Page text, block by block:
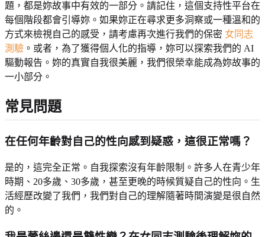
題，都是妳故事中有效的一部分。請記住，這個支持性平台在
每個階段都會引導妳。如果妳正在尋求更多洞察或一種溫和的
方式來檢視自己的感受，請考慮再次進行我們的保密 女同志
測驗 。或者，為了獲得個人化的指導，妳可以探索我們的 AI
驅動報告。妳的真實自我很美麗，我們很榮幸能成為妳故事的
一小部分。
常見問題
在任何年齡對自己的性向感到疑惑，這很正常嗎？
是的，這完全正常。自我探索沒有年齡限制。許多人在青少年
時期、20多歲、30多歲，甚至更晚的時候質疑自己的性向。生
活經歷改變了我們，我們對自己的理解隨著時間演變是很自然
的。